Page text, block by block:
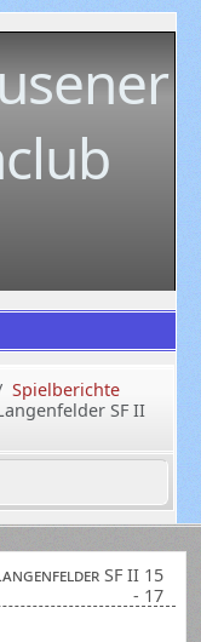
Spielberichte
SF II
SF II 15
- 17